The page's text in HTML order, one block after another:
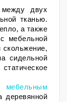
между двух
тканью.
а также
с мебельной
скольжение,
сидельной
мебельным
деревянной